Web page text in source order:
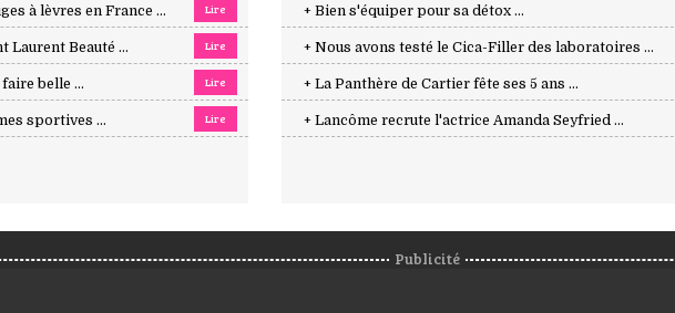
à lèvres en France ... Lire
Laurent Beauté ... Lire
belle ... Lire
sportives ... Lire
+ Bien s'équiper pour sa détox ...
+ Nous avons testé le Cica-Filler des laboratoires ...
+ La Panthère de Cartier fête ses 5 ans ...
+ Lancôme recrute l'actrice Amanda Seyfried ...
Publicité